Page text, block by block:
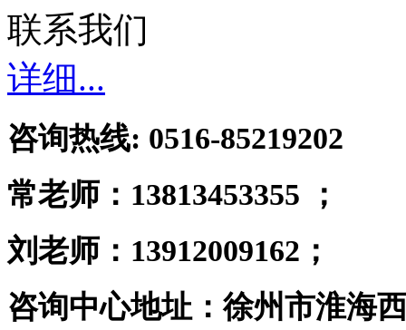
联系我们
详细...
咨询热线: 0516-85219202
常老师： 13813453355 ；
刘老师：13912009162；
咨询中心地址：徐州市淮海